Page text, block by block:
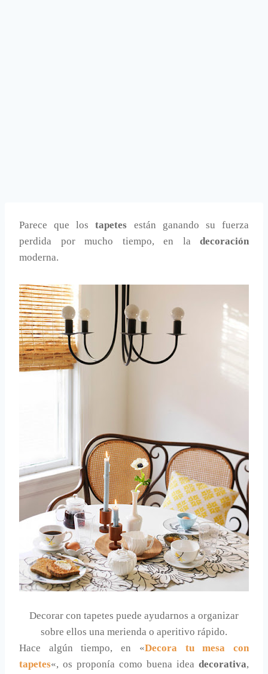
Parece que lostapetes están ganando su fuerza
perdida por mucho tiempo, en la decoración
moderna.
Decorar con tapetes puede ayudarnos a organizar
sobre ellos una merienda o aperitivo rápido.
Hace algún tiempo, en «Decora tu mesa con
tapetes«, os proponía como buena idea decorativa,